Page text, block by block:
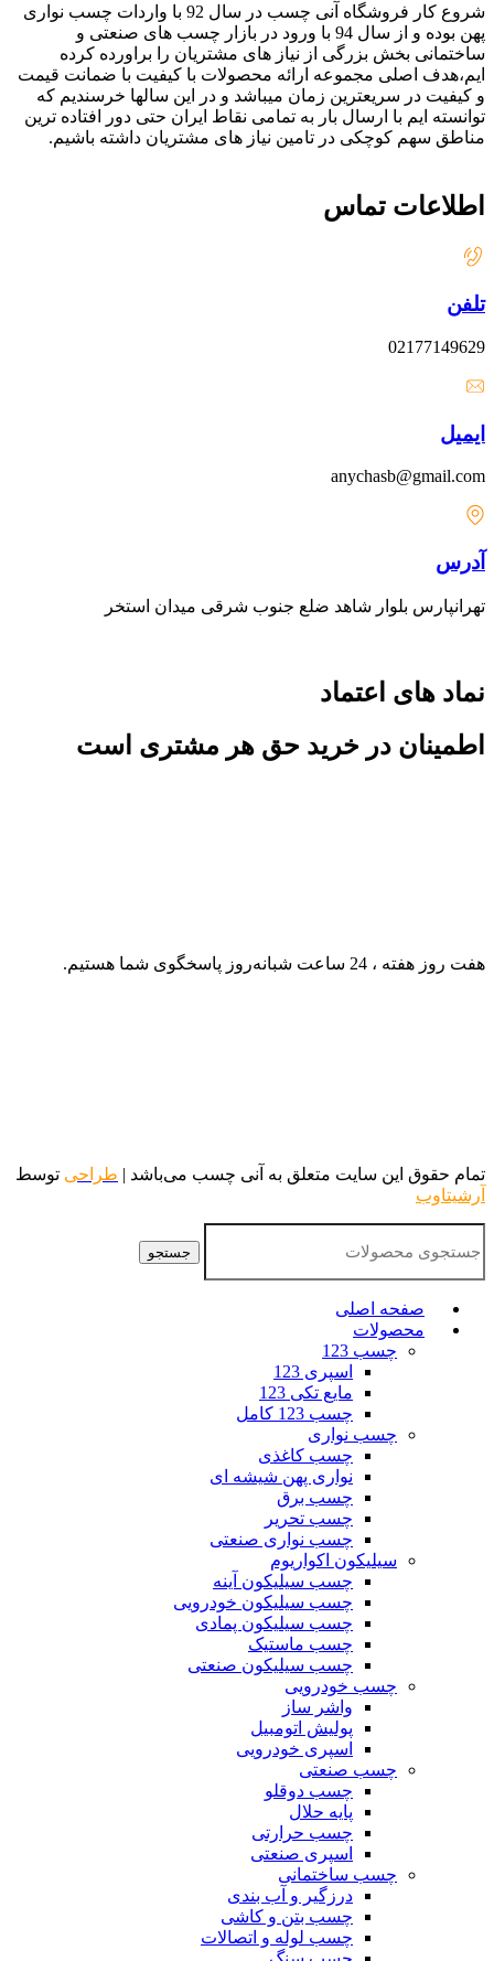
شروع کار فروشگاه آنی چسب در سال 92 با واردات چسب نواری
پهن بوده و از سال 94 با ورود در بازار چسب های صنعتی و
ساختمانی بخش بزرگی از نیاز های مشتریان را براورده کرده
ایم،هدف اصلی مجموعه ارائه محصولات با کیفیت با ضمانت قیمت
و کیفیت در سریعترین زمان میباشد و در این سالها خرسندیم که
توانسته ایم با ارسال بار به تمامی نقاط ایران حتی دور افتاده ترین
مناطق سهم کوچکی در تامین نیاز های مشتریان داشته باشیم.
اطلاعات تماس
تلفن
02177149629
ایمیل
anychasb@gmail.com
آدرس
تهرانپارس بلوار شاهد ضلع جنوب شرقی میدان استخر
نماد های اعتماد
اطمینان در خرید حق هر مشتری است
هفت روز هفته ، 24 ساعت شبانه‌روز پاسخگوی شما هستیم.
تمام حقوق این سایت متعلق به آنی چسب می‌باشد | طراحی توسط
آرشیتاوب
جستجو
صفحه اصلی
محصولات
چسب 123
اسپری 123
مایع تکی 123
چسب 123 کامل
چسب نواری
چسب کاغذی
نواری پهن شیشه ای
چسب برق
چسب تحریر
چسب نواری صنعتی
سیلیکون اکواریوم
چسب سیلیکون آینه
چسب سیلیکون خودرویی
چسب سیلیکون پمادی
چسب ماستیک
چسب سیلیکون صنعتی
چسب خودرویی
واشر ساز
پولیش اتومبیل
اسپری خودرویی
چسب صنعتی
چسب دوقلو
پایه حلال
چسب حرارتی
اسپری صنعتی
چسب ساختمانی
درزگیر و آب بندی
چسب بتن و کاشی
چسب لوله و اتصالات